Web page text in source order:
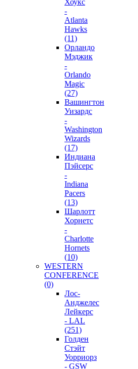
-
Atlanta
Hawks
(11)
Орландо
Мэджик
-
Orlando
Magic
(27)
Вашингтон
Уизардс
-
Washington
Wizards
(17)
Индиана
Пэйсерс
-
Indiana
Pacers
(13)
Шарлотт
Хорнетс
-
Charlotte
Hornets
(10)
WESTERN
CONFERENCE
(0)
Лос-
Анджелес
Лейкерс
- LAL
(251)
Голден
Стэйт
Уорриорз
- GSW